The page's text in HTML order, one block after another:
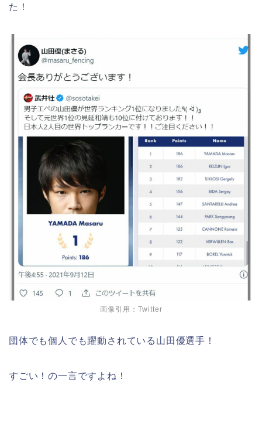
た！
画像引用：Twitter
団体でも個人でも躍動されている山田優選手！
すごい！の一言ですよね！